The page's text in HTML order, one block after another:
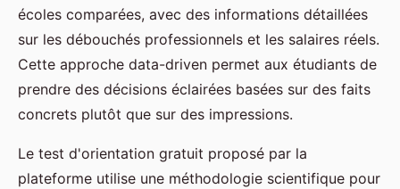
écoles comparées, avec des informations détaillées
sur les débouchés professionnels et les salaires réels.
Cette approche data-driven permet aux étudiants de
prendre des décisions éclairées basées sur des faits
concrets plutôt que sur des impressions.
Le test d'orientation gratuit proposé par la
plateforme utilise une méthodologie scientifique pour